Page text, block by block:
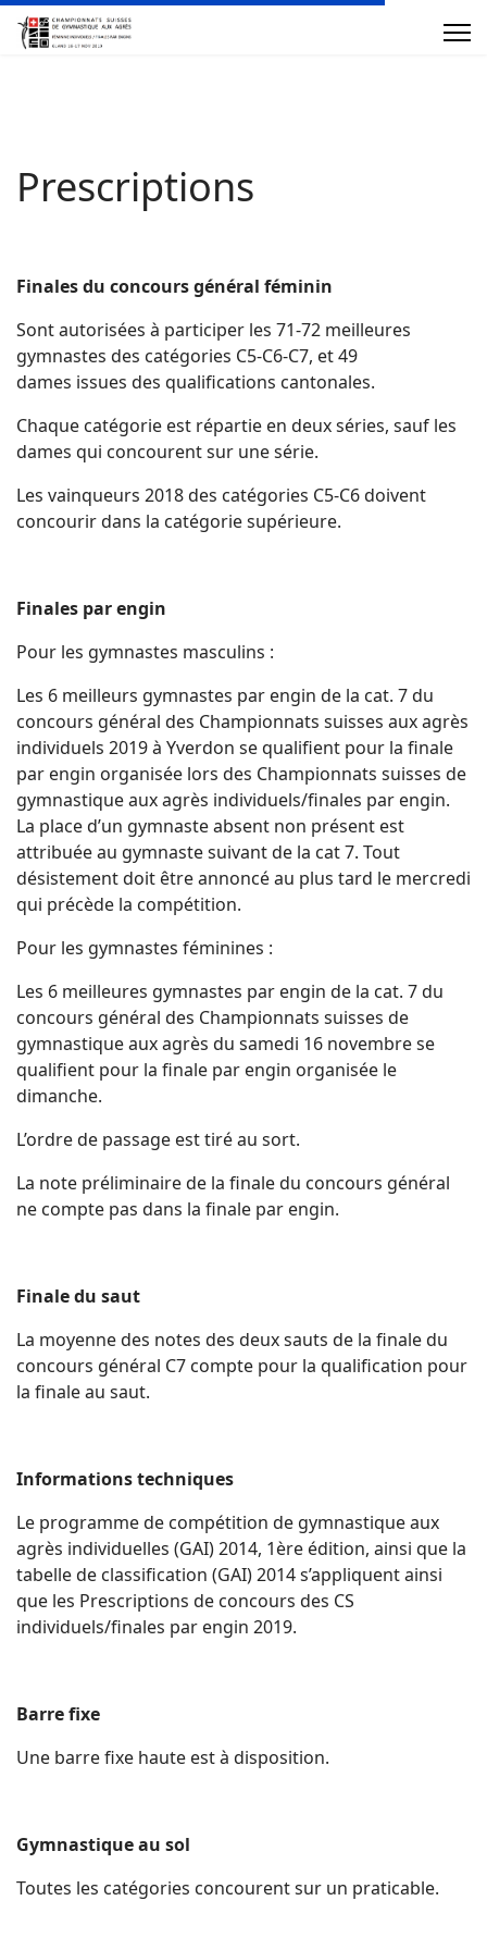
Prescriptions
Finales du concours général féminin
Sont autorisées à participer les 71-72 meilleures
gymnastes des catégories C5-C6-C7, et 49
dames issues des qualifications cantonales.
Chaque catégorie est répartie en deux séries, sauf les
dames qui concourent sur une série.
Les vainqueurs 2018 des catégories C5-C6 doivent
concourir dans la catégorie supérieure.
Finales par engin
Pour les gymnastes masculins :
Les 6 meilleurs gymnastes par engin de la cat. 7 du
concours général des Championnats suisses aux agrès
individuels 2019 à Yverdon se qualifient pour la finale
par engin organisée lors des Championnats suisses de
gymnastique aux agrès individuels/finales par engin.
La place d’un gymnaste absent non présent est
attribuée au gymnaste suivant de la cat 7. Tout
désistement doit être annoncé au plus tard le mercredi
qui précède la compétition.
Pour les gymnastes féminines :
Les 6 meilleures gymnastes par engin de la cat. 7 du
concours général des Championnats suisses de
gymnastique aux agrès du samedi 16 novembre se
qualifient pour la finale par engin organisée le
dimanche.
L’ordre de passage est tiré au sort.
La note préliminaire de la finale du concours général
ne compte pas dans la finale par engin.
Finale du saut
La moyenne des notes des deux sauts de la finale du
concours général C7 compte pour la qualification pour
la finale au saut.
Informations techniques
Le programme de compétition de gymnastique aux
agrès individuelles (GAI) 2014, 1ère édition, ainsi que la
tabelle de classification (GAI) 2014 s’appliquent ainsi
que les Prescriptions de concours des CS
individuels/finales par engin 2019.
Barre fixe
Une barre fixe haute est à disposition.
Gymnastique au sol
Toutes les catégories concourent sur un praticable.